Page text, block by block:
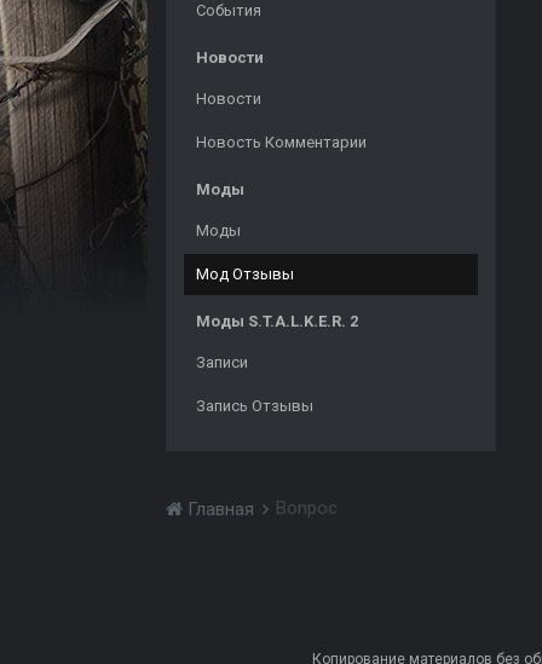
События
Новости
Новости
Новость Комментарии
Моды
Моды
Мод Отзывы
Моды S.T.A.L.K.E.R. 2
Записи
Запись Отзывы
Главная Bonpoc
Копирование материалов без